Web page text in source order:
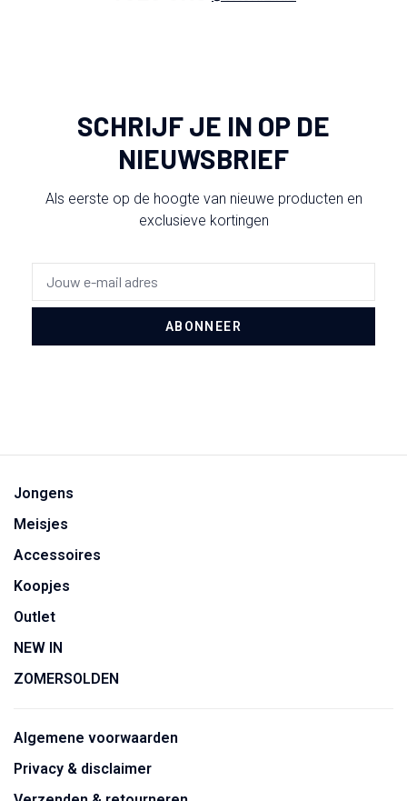
SCHRIJF JE IN OP DE
NIEUWSBRIEF
Als eerste op de hoogte van nieuwe producten en
exclusieve kortingen
ABONNEER
Jongens
Meisjes
Accessoires
Koopjes
Outlet
NEW IN
ZOMERSOLDEN
Algemene voorwaarden
Privacy & disclaimer